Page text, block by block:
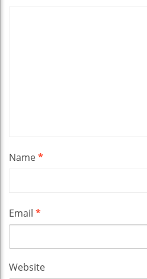
Name*
Email *
Website